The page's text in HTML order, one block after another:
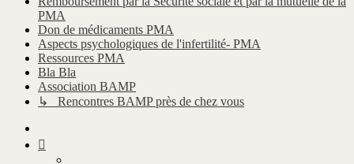
PMA
Don de médicaments PMA
Aspects psychologiques de l'infertilité- PMA
Ressources PMA
Bla Bla
Association BAMP
↳ Rencontres BAMP près de chez vous